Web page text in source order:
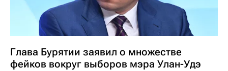
Глава Бурятии заявил о множестве
фейков вокруг выборов мэра Улан-Удэ